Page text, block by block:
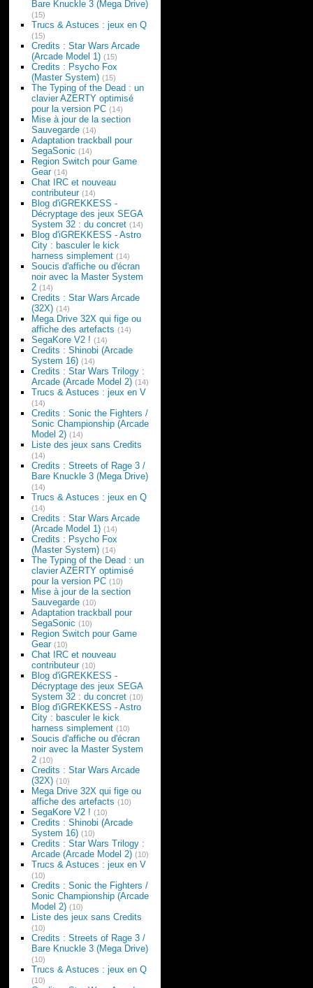
Bare Knuckle 3 (Mega Drive)
(15)
Trucs & Astuces : jeux en Q
(15)
Credits : Star Wars Arcade
(Arcade Model 1) (15)
Credits : Psycho Fox
(Master System) (15)
The Typing of the Dead : un
clavier AZERTY optimisé
pour la version PC (14)
Mise à jour de la section
Sauvegarde (14)
Adaptation trackball pour
SegaSonic (14)
Region Switch pour Game
Gear (14)
Chat IRC et nouveau
contributeur (14)
Blog d'iGREKKESS -
Décryptage des jeux SEGA
System 32 : du concret (14)
Blog d'iGREKKESS - Astro
City : basculer le kick
harness simplement (14)
Soucis d'affiche ou d'écran
noir avec la Master System
2 (14)
Credits : Star Wars Arcade
(32X) (14)
Mega Drive 32X qui fige ou
affiche des artefacts (14)
SegaKore V2 ! (14)
Credits : Shinobi (Arcade
System 16) (14)
Credits : Star Wars Trilogy :
Arcade (Arcade Model 2) (14)
Trucs & Astuces : jeux en V
(14)
Credits : Sonic the Fighters /
Sonic Championship (Arcade
Model 2) (14)
Liste des jeux sans Credits
(14)
Credits : Streets of Rage 3 /
Bare Knuckle 3 (Mega Drive)
(14)
Trucs & Astuces : jeux en Q
(14)
Credits : Star Wars Arcade
(Arcade Model 1) (14)
Credits : Psycho Fox
(Master System) (14)
The Typing of the Dead : un
clavier AZERTY optimisé
pour la version PC (10)
Mise à jour de la section
Sauvegarde (10)
Adaptation trackball pour
SegaSonic (10)
Region Switch pour Game
Gear (10)
Chat IRC et nouveau
contributeur (10)
Blog d'iGREKKESS -
Décryptage des jeux SEGA
System 32 : du concret (10)
Blog d'iGREKKESS - Astro
City : basculer le kick
harness simplement (10)
Soucis d'affiche ou d'écran
noir avec la Master System
2 (10)
Credits : Star Wars Arcade
(32X) (10)
Mega Drive 32X qui fige ou
affiche des artefacts (10)
SegaKore V2 ! (10)
Credits : Shinobi (Arcade
System 16) (10)
Credits : Star Wars Trilogy :
Arcade (Arcade Model 2) (10)
Trucs & Astuces : jeux en V
(10)
Credits : Sonic the Fighters /
Sonic Championship (Arcade
Model 2) (10)
Liste des jeux sans Credits
(10)
Credits : Streets of Rage 3 /
Bare Knuckle 3 (Mega Drive)
(10)
Trucs & Astuces : jeux en Q
(10)